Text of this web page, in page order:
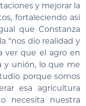
y mejorar la
fortaleciendo así
que Constanza
“nos dio realidad y
ver que el agro en
y unión, lo que me
porque somos
esa agricultura
necesita nuestra